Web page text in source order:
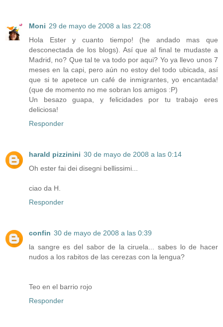
Moni 29 de mayo de 2008 a las 22:08
Hola Ester y cuanto tiempo! (he andado mas que
desconectada de los blogs). Así que al final te mudaste a
Madrid, no? Que tal te va todo por aqui? Yo ya llevo unos 7
meses en la capi, pero aún no estoy del todo ubicada, así
que si te apetece un café de inmigrantes, yo encantada!
(que de momento no me sobran los amigos :P)
Un besazo guapa, y felicidades por tu trabajo eres
deliciosa!
Responder
harald pizzinini 30 de mayo de 2008 a las 0:14
Oh ester fai dei disegni bellissimi...
ciao da H.
Responder
confin 30 de mayo de 2008 a las 0:39
la sangre es del sabor de la ciruela... sabes lo de hacer
nudos a los rabitos de las cerezas con la lengua?
Teo en el barrio rojo
Responder